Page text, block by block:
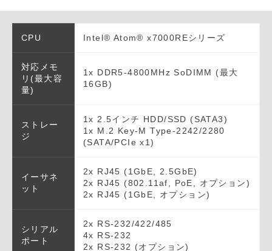
CPU Intel® Atom® x7000REシリーズ
対応メモ
リ(最大容
量)
1x DDR5-4800MHz SoDIMM (最大
16GB)
ストレー
ジ
1x 2.5インチ HDD/SSD (SATA3)
1x M.2 Key-M Type-2242/2280
(SATA/PCIe x1)
イーサネ
ット
2x RJ45 (1GbE, 2.5GbE)
2x RJ45 (802.11af, PoE, オプション)
2x RJ45 (1GbE, オプション)
シリアル
ポート
2x RS-232/422/485
4x RS-232
2x RS-232 (オプション)